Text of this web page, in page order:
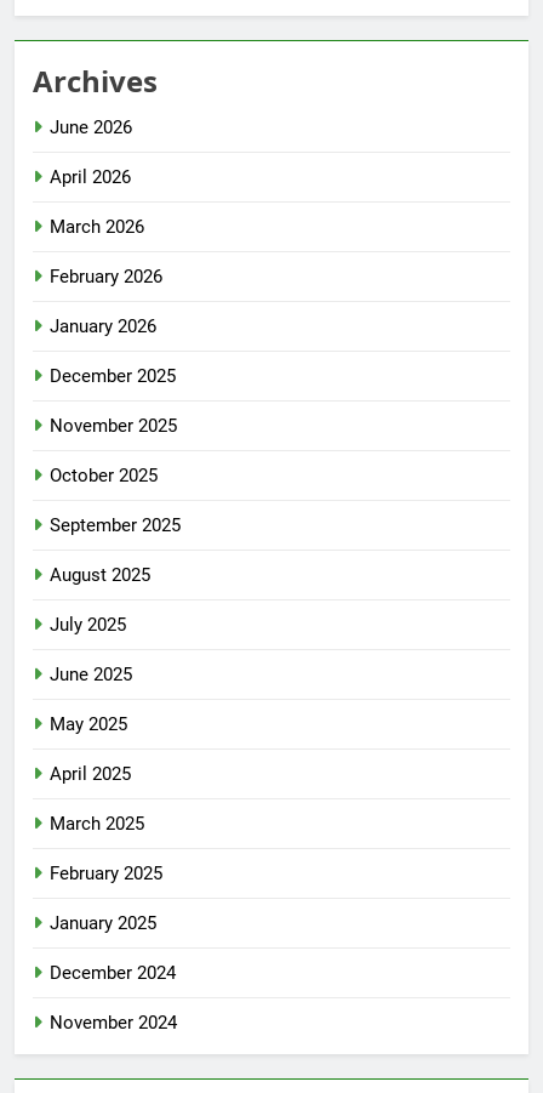
Archives
June 2026
April 2026
March 2026
February 2026
January 2026
December 2025
November 2025
October 2025
September 2025
August 2025
July 2025
June 2025
May 2025
April 2025
March 2025
February 2025
January 2025
December 2024
November 2024